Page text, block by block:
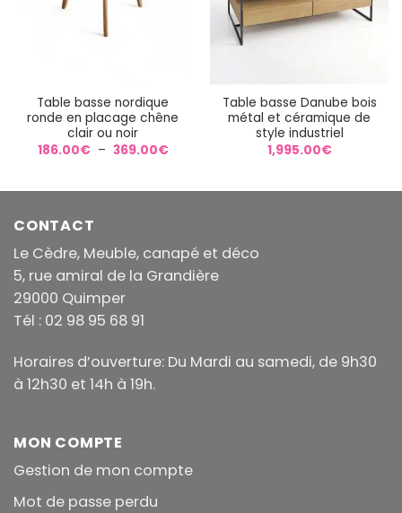
Table basse nordique
ronde en placage chêne
clair ou noir
186.00€ – 369.00€Plage
à
Table basse Danube bois
métal et céramique de
style industriel
1,995.00€
CONTACT
Le Cèdre, Meuble, canapé et déco
5, rue amiral de la Grandière
29000 Quimper
Tél : 02 98 95 68 91
Horaires d’ouverture: Du Mardi au samedi, de 9h30
à 12h30 et 14h à 19h.
MON COMPTE
Gestion de mon compte
Mot de passe perdu